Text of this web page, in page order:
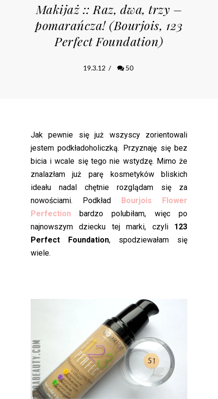
Makijaż :: Raz, dwa, trzy –
pomarańcza! (Bourjois, 123
Perfect Foundation)
19.3.12 / 50
Jak pewnie się już wszyscy zorientowali
jestem podkładoholiczką. Przyznaję się bez
bicia i wcale się tego nie wstydzę. Mimo że
znalazłam już parę kosmetyków bliskich
ideału nadal chętnie rozglądam się za
nowościami. Podkład Bourjois Flower
Perfection
bardzo polubiłam, więc po
najnowszym dziecku tej marki, czyli 123
Perfect Foundation, spodziewałam się
wiele.